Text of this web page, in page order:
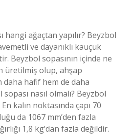
hangi ağaçtan yapılır? Beyzbol
ve dayanıklı kauçuk
Beyzbol sopasının içinde ne
üretilmiş olup, ahşap
hafif hem de daha
sopası nasıl olmalı? Beyzbol
kalın noktasında çapı 70
da 1067 mm’den fazla
1,8 kg’dan fazla değildir.